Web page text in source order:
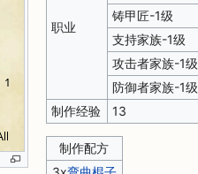
职业
铸甲匠-1级
支持家族-1级
攻击者家族-1级
防御者家族-1级
制作经验
13
制作配方